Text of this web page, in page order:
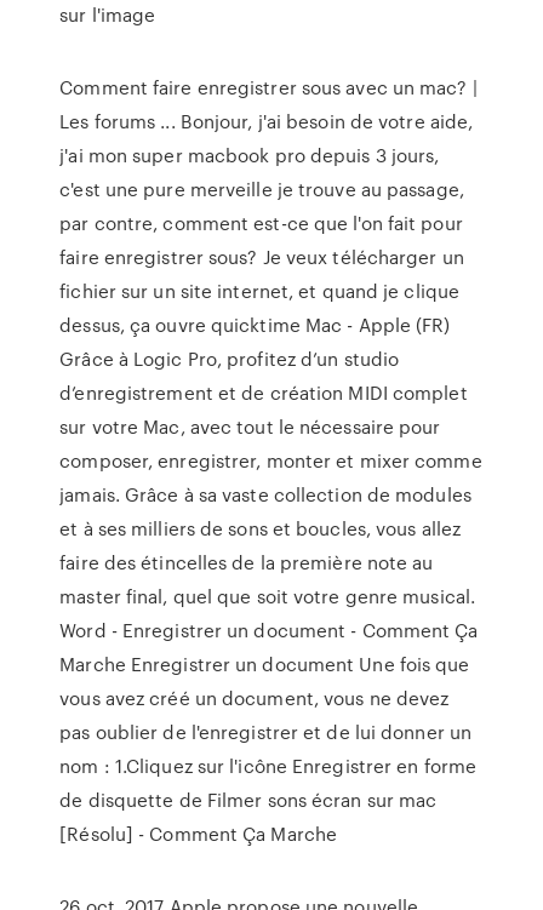
sur l'image
Comment faire enregistrer sous avec un mac? |
Les forums ... Bonjour, j'ai besoin de votre aide,
j'ai mon super macbook pro depuis 3 jours,
c'est une pure merveille je trouve au passage,
par contre, comment est-ce que l'on fait pour
faire enregistrer sous? Je veux télécharger un
fichier sur un site internet, et quand je clique
dessus, ça ouvre quicktime Mac - Apple (FR)
Grâce à Logic Pro, profitez d’un studio
d’enregistrement et de création MIDI complet
sur votre Mac, avec tout le nécessaire pour
composer, enregistrer, monter et mixer comme
jamais. Grâce à sa vaste collection de modules
et à ses milliers de sons et boucles, vous allez
faire des étincelles de la première note au
master final, quel que soit votre genre musical.
Word - Enregistrer un document - Comment Ça
Marche Enregistrer un document Une fois que
vous avez créé un document, vous ne devez
pas oublier de l'enregistrer et de lui donner un
nom : 1.Cliquez sur l'icône Enregistrer en forme
de disquette de Filmer sons écran sur mac
[Résolu] - Comment Ça Marche